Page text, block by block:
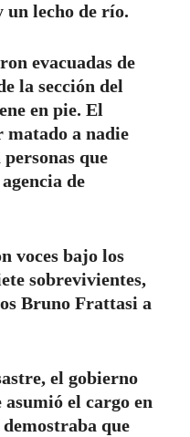
un lecho de río.
evacuadas de
la sección del
en pie. El
matado a nadie
que
de
voces bajo los
sobrevivientes,
Bruno Frattasi a
el gobierno
el cargo en
que